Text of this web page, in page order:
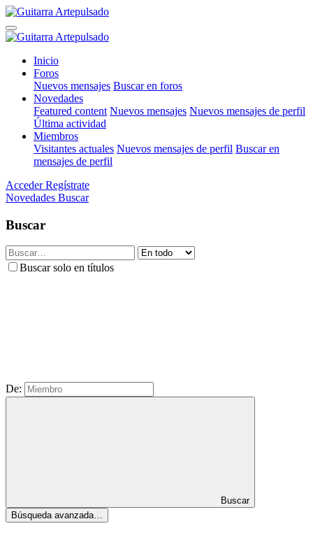
Inicio
Foros
Nuevos mensajes Buscar en foros
Novedades
Featured content Nuevos mensajes Nuevos mensajes de perfil
Última actividad
Miembros
Visitantes actuales Nuevos mensajes de perfil Buscar en
mensajes de perfil
Acceder Regístrate
Novedades Buscar
Buscar
Buscar solo en títulos
De:
Buscar
Búsqueda avanzada…